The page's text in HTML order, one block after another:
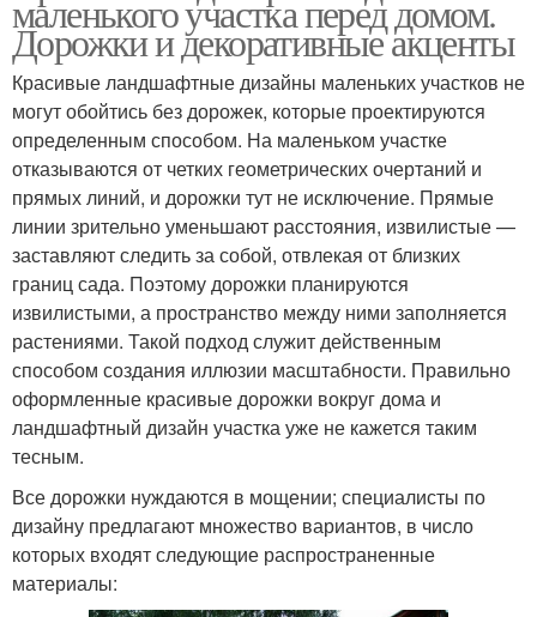
маленького участка перед домом.
Дорожки и декоративные акценты
Красивые ландшафтные дизайны маленьких участков не
могут обойтись без дорожек, которые проектируются
определенным способом. На маленьком участке
отказываются от четких геометрических очертаний и
прямых линий, и дорожки тут не исключение. Прямые
линии зрительно уменьшают расстояния, извилистые —
заставляют следить за собой, отвлекая от близких
границ сада. Поэтому дорожки планируются
извилистыми, а пространство между ними заполняется
растениями. Такой подход служит действенным
способом создания иллюзии масштабности. Правильно
оформленные красивые дорожки вокруг дома и
ландшафтный дизайн участка уже не кажется таким
тесным.
Все дорожки нуждаются в мощении; специалисты по
дизайну предлагают множество вариантов, в число
которых входят следующие распространенные
материалы: